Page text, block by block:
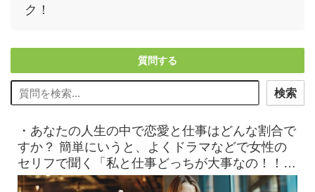
ク！
質問する
検索
・あなたの人生の中で恋愛と仕事はどんな割合で
すか？ 簡単にいうと、よくドラマなどで女性の
セリフで聞く「私と仕事どっちが大事なの！！」
っていう質問です（笑）